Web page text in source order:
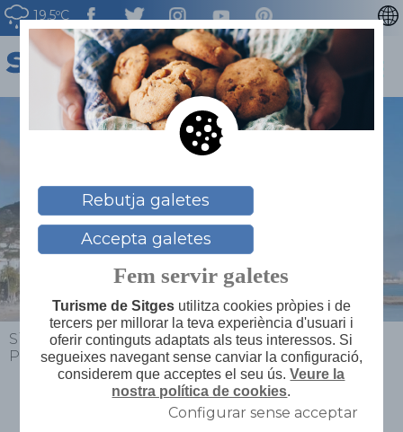
19.5ºC
ENGLISH
ESPAÑOL
FRANÇAIS
Sitges > Planifica el teu viatge > Mapa de serveis
Parc del Garraf
Parc del Garraf
Rebutja galetes
Accepta galetes
Fem servir galetes
Turisme de Sitgesutilitza cookies pròpies i de
tercers per millorar la teva experiència d'usuari i
oferir continguts adaptats als teus interessos. Si
segueixes navegant sense canviar la configuració,
considerem que acceptes el seu ús.Veure la
nostra política de cookies.
Configurar sense acceptar